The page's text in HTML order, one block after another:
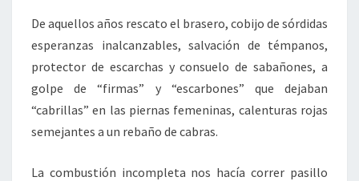
De aquellos años rescato el brasero, cobijo de sórdidas
esperanzas inalcanzables, salvación de témpanos,
protector de escarchas y consuelo de sabañones, a
golpe de “firmas” y “escarbones” que dejaban
“cabrillas” en las piernas femeninas, calenturas rojas
semejantes a un rebaño de cabras.
La combustión incompleta nos hacía correr pasillo